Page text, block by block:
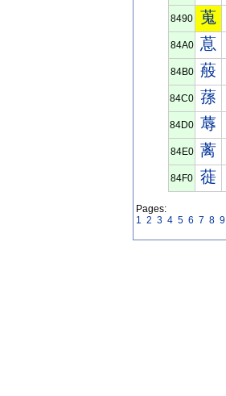
8490 蒐
84A0 蒠
84B0 蒰
84C0 蓀
84D0 蓐
84E0 蓠
84F0 蓰
Pages:
1 2 3 4 5 6 7 8 9